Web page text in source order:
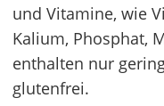
und Vitamine, wie
Kalium, Phosphat,
enthalten nur
glutenfrei.